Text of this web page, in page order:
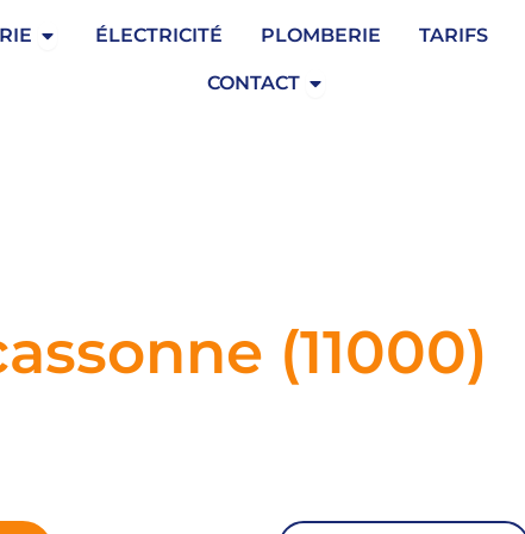
Ouvrir Serrurerie
ÉLECTRICITÉ PLOMBERIE TARIFS
CONTACT Ouvrir Contact
(11000)